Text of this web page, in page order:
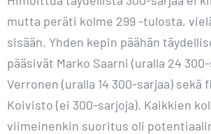
mutta peräti kolme 299 -tulosta,
sisään. Yhden kepin päähän
pääsivät Marko Saarni (uralla 24
Verronen (uralla 14 300-sarjaa) sekä
Koivisto (ei 300-sarjoja). Kaikkien
viimeinenkin suoritus oli